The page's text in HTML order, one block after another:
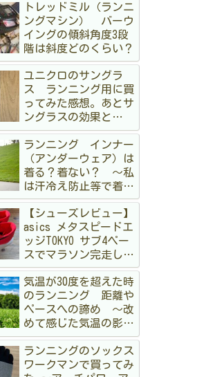
トレッドミル（ランニ
ングマシン） バーウ
イングの傾斜角度3段
階は斜度どのくらい？
ユニクロのサングラ
ス ランニング用に買
ってみた感想。あとサ
ングラスの効果と
か 〜オークリーも持
ってるけど〜
ランニング インナー
（アンダーウェア）は
着る？着ない？ 〜私
は汗冷え防止等で着る
派です〜
【シューズレビュー】
asics メタスピードエ
ッジTOKYO サブ4ペー
スでマラソン完走して
みた
気温が30度を超えた時
のランニング 距離や
ペースへの諦め 〜改
めて感じた気温の影
響〜
ランニングのソックス
ワークマンで買ってみ